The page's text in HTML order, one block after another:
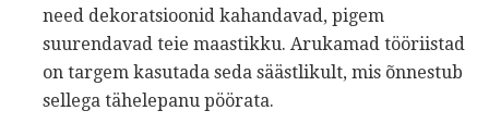
need dekoratsioonid kahandavad, pigem
suurendavad teie maastikku. Arukamad tööriistad
on targem kasutada seda säästlikult, mis õnnestub
sellega tähelepanu pöörata.